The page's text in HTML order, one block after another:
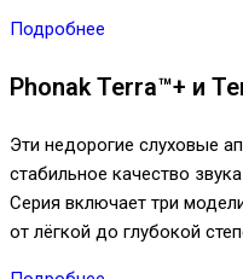
Подробнее
Phonak Terra™+ и
Эти недорогие слуховые
стабильное качество
Серия включает три
от лёгкой до глубокой